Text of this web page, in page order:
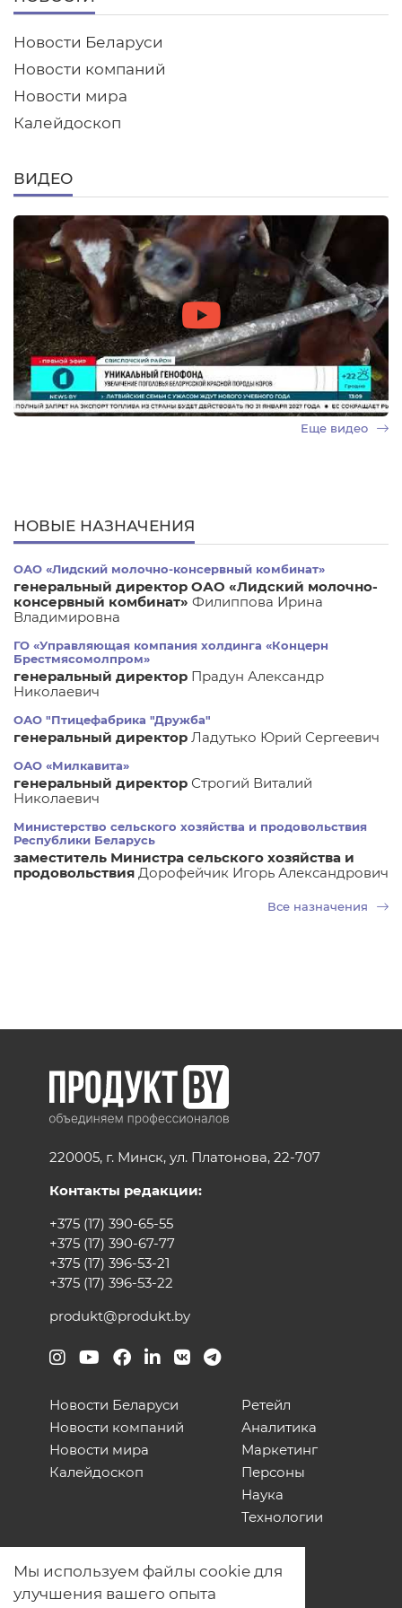
Новости Беларуси
Новости компаний
Новости мира
Калейдоскоп
ВИДЕО
Еще видео
НОВЫЕ НАЗНАЧЕНИЯ
ОАО «Лидский молочно-консервный комбинат»
генеральный директор ОАО «Лидский молочно-
консервный комбинат» Филиппова Ирина
Владимировна
ГО «Управляющая компания холдинга «Концерн
Брестмясомолпром»
генеральный директор Прадун Александр
Николаевич
ОАО "Птицефабрика "Дружба"
генеральный директор Ладутько Юрий Сергеевич
ОАО «Милкавита»
генеральный директор Строгий Виталий
Николаевич
Министерство сельского хозяйства и продовольствия
Республики Беларусь
заместитель Министра сельского хозяйства и
продовольствия Дорофейчик Игорь Александрович
Все назначения
220005, г. Минск, ул. Платонова, 22-707
Контакты редакции:
+375 (17) 390-65-55
+375 (17) 390-67-77
+375 (17) 396-53-21
+375 (17) 396-53-22
produkt@produkt.by
Новости Беларуси
Новости компаний
Новости мира
Калейдоскоп
Ретейл
Аналитика
Маркетинг
Персоны
Наука
Технологии
О нас
Наши проекты
Мы используем файлы cookie для
улучшения вашего опыта